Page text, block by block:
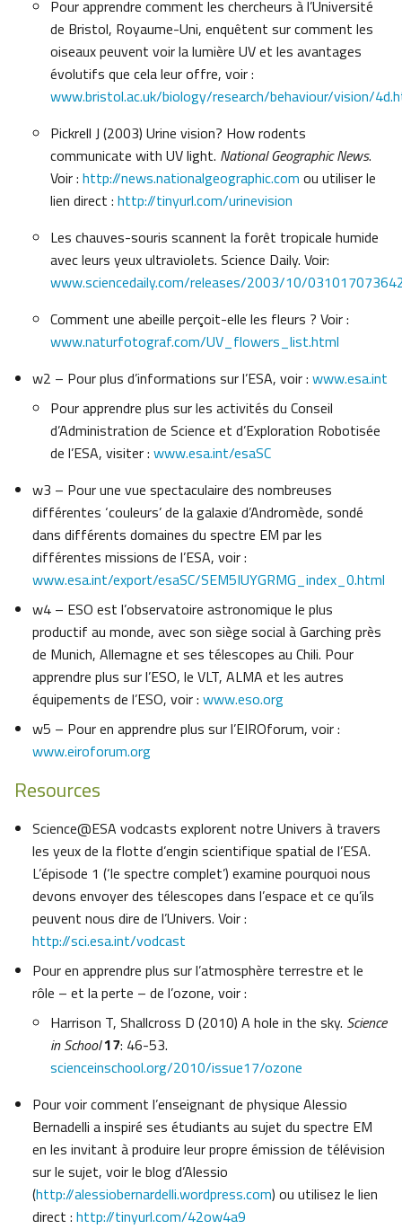
Pour apprendre comment les chercheurs à l’Université
de Bristol, Royaume-Uni, enquêtent sur comment les
oiseaux peuvent voir la lumière UV et les avantages
évolutifs que cela leur offre, voir :
www.bristol.ac.uk/biology/research/behaviour/vision/
Pickrell J (2003) Urine vision? How rodents
communicate with UV light. National Geographic News.
Voir : http://news.nationalgeographic.com ou utiliser le
lien direct : http://tinyurl.com/urinevision
Les chauves-souris scannent la forêt tropicale humide
avec leurs yeux ultraviolets. Science Daily. Voir:
www.sciencedaily.com/releases/2003/10/
Comment une abeille perçoit-elle les fleurs ? Voir :
www.naturfotograf.com/UV_flowers_list.html
w2 – Pour plus d’informations sur l’ESA, voir : www.esa.int
Pour apprendre plus sur les activités du Conseil
d’Administration de Science et d’Exploration Robotisée
de l’ESA, visiter : www.esa.int/esaSC
w3 – Pour une vue spectaculaire des nombreuses
différentes ‘couleurs’ de la galaxie d’Andromède, sondé
dans différents domaines du spectre EM par les
différentes missions de l’ESA, voir :
www.esa.int/export/esaSC/SEM5IUYGRMG_index_0.html
w4 – ESO est l’observatoire astronomique le plus
productif au monde, avec son siège social à Garching près
de Munich, Allemagne et ses télescopes au Chili. Pour
apprendre plus sur l’ESO, le VLT, ALMA et les autres
équipements de l’ESO, voir : www.eso.org
w5 – Pour en apprendre plus sur l’EIROforum, voir :
www.eiroforum.org
Resources
Science@ESA vodcasts explorent notre Univers à travers
les yeux de la flotte d’engin scientifique spatial de l’ESA.
L’épisode 1 (‘le spectre complet’) examine pourquoi nous
devons envoyer des télescopes dans l’espace et ce qu’ils
peuvent nous dire de l’Univers. Voir :
http://sci.esa.int/vodcast
Pour en apprendre plus sur l’atmosphère terrestre et le
rôle – et la perte – de l’ozone, voir :
Harrison T, Shallcross D (2010) A hole in the sky. Science
in School17: 46-53.
scienceinschool.org/2010/issue17/ozone
Pour voir comment l’enseignant de physique Alessio
Bernadelli a inspiré ses étudiants au sujet du spectre EM
en les invitant à produire leur propre émission de télévision
sur le sujet, voir le blog d’Alessio
(http://alessiobernardelli.wordpress.com) ou utilisez le lien
direct : http://tinyurl.com/42ow4a9